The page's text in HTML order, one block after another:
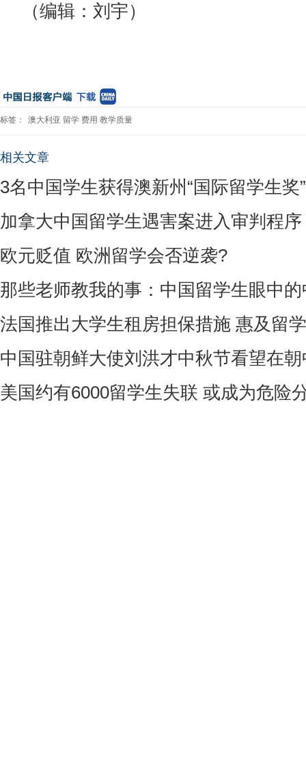
（编辑：刘宇）
标签： 澳大利亚 留学 费用 教学质量
相关文章
3名中国学生获得澳新州“国际留学生奖”
加拿大中国留学生遇害案进入审判程
欧元贬值 欧洲留学会否逆袭?
那些老师教我的事：中国留学生眼中
法国推出大学生租房担保措施 惠及留
中国驻朝鲜大使刘洪才中秋节看望在
美国约有6000留学生失联 或成为危险